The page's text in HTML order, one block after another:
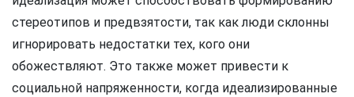
стереотипов и предвзятости, так как люди склонны
игнорировать недостатки тех, кого они
обожествляют. Это также может привести к
социальной напряженности, когда идеализированные